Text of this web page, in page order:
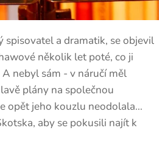
spisovatel a dramatik, se objevil
několik let poté, co ji
nebyl sám - v náručí měl
plány na společnou
opět jeho kouzlu neodolala...
aby se pokusili najít k